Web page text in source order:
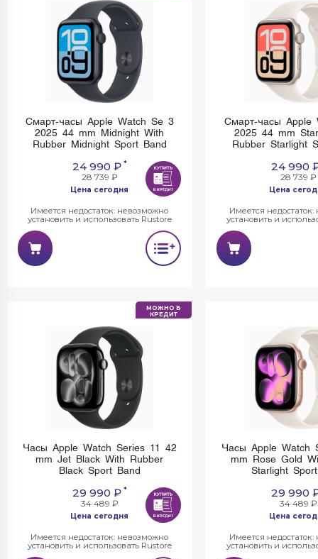
Смарт-часы Apple Watch Se 3
2025 44 mm Midnight With
Rubber Midnight Sport Band
24 990 ₽*
28 739 ₽
Цена сегодня
Имеется недостаток: невозможно
установить и использовать Rustore
Смарт-часы Apple
2025 44 mm
Rubber Starlight
24 990
28 739 ₽
Цена
Имеется
установить и
МОЖНО В
КРЕДИТ
Часы Apple Watch Series 11 42
mm Jet Black With Rubber
Black Sport Band
29 990 ₽*
34 489 ₽
Цена сегодня
Имеется недостаток: невозможно
установить и использовать Rustore
Часы Apple Watch
mm Rose Gold
Starlight
29 990
34 489 ₽
Цена
Имеется
установить и